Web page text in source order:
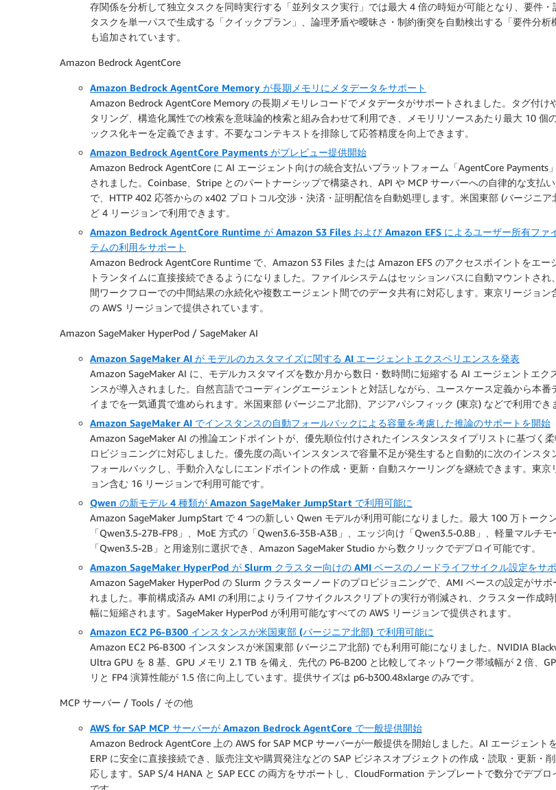
存関係を分析して独立タスクを同時実行する「並列タスク実行」では最大 4 倍の時短が可能となり、要件・
タスクを単一パスで生成する「クイックプラン」、論理矛盾や曖昧さ・制約衝突を自動検出する「要件分析
も追加されています。
Amazon Bedrock AgentCore
Amazon Bedrock AgentCore Memory が長期メモリにメタデータをサポート
Amazon Bedrock AgentCore Memory の長期メモリレコードでメタデータがサポートされました。タグ付け
タリング、構造化属性での検索を意味論的検索と組み合わせて利用でき、メモリリソースあたり最大 10 個
ックス化キーを定義できます。不要なコンテキストを排除して応答精度を向上できます。
Amazon Bedrock AgentCore Payments がプレビュー提供開始
Amazon Bedrock AgentCore に AI エージェント向けの統合支払いプラットフォーム「AgentCore Payments
されました。Coinbase、Stripe とのパートナーシップで構築され、API や MCP サーバーへの自律的な支払
で、HTTP 402 応答からの x402 プロトコル交渉・決済・証明配信を自動処理します。米国東部 (バージニア
ど 4 リージョンで利用できます。
Amazon Bedrock AgentCore Runtime が Amazon S3 Files および Amazon EFS によるユーザー所有ファ
テムの利用をサポート
Amazon Bedrock AgentCore Runtime で、Amazon S3 Files または Amazon EFS のアクセスポイントをエー
トランタイムに直接接続できるようになりました。ファイルシステムはセッションパスに自動マウントされ
間ワークフローでの中間結果の永続化や複数エージェント間でのデータ共有に対応します。東京リージョン
の AWS リージョンで提供されています。
Amazon SageMaker HyperPod / SageMaker AI
Amazon SageMaker AI が モデルのカスタマイズに関する AI エージェントエクスペリエンスを発表
Amazon SageMaker AI に、モデルカスタマイズを数か月から数日・数時間に短縮する AI エージェントエク
ンスが導入されました。自然言語でコーディングエージェントと対話しながら、ユースケース定義から本番
イまでを一気通貫で進められます。米国東部 (バージニア北部)、アジアパシフィック (東京) などで利用でき
Amazon SageMaker AI でインスタンスの自動フォールバックによる容量を考慮した推論のサポートを開始
Amazon SageMaker AI の推論エンドポイントが、優先順位付けされたインスタンスタイプリストに基づく
ロビジョニングに対応しました。優先度の高いインスタンスで容量不足が発生すると自動的に次のインスタ
フォールバックし、手動介入なしにエンドポイントの作成・更新・自動スケーリングを継続できます。東京
ョン含む 16 リージョンで利用可能です。
Qwen の新モデル 4 種類が Amazon SageMaker JumpStart で利用可能に
Amazon SageMaker JumpStart で 4 つの新しい Qwen モデルが利用可能になりました。最大 100 万トーク
「Qwen3.5-27B-FP8」、MoE 方式の「Qwen3.6-35B-A3B」、エッジ向け「Qwen3.5-0.8B」、軽量マルチモ
「Qwen3.5-2B」と用途別に選択でき、Amazon SageMaker Studio から数クリックでデプロイ可能です。
Amazon SageMaker HyperPod が Slurm クラスター向けの AMI ベースのノードライフサイクル設定をサ
Amazon SageMaker HyperPod の Slurm クラスターノードのプロビジョニングで、AMI ベースの設定がサポ
れました。事前構成済み AMI の利用によりライフサイクルスクリプトの実行が削減され、クラスター作成
幅に短縮されます。SageMaker HyperPod が利用可能なすべての AWS リージョンで提供されます。
Amazon EC2 P6-B300 インスタンスが米国東部 (バージニア北部) で利用可能に
Amazon EC2 P6-B300 インスタンスが米国東部 (バージニア北部) でも利用可能になりました。NVIDIA
Ultra GPU を 8 基、GPU メモリ 2.1 TB を備え、先代の P6-B200 と比較してネットワーク帯域幅が 2 倍、
リと FP4 演算性能が 1.5 倍に向上しています。提供サイズは p6-b300.48xlarge のみです。
MCP サーバー / Tools / その他
AWS for SAP MCP サーバーが Amazon Bedrock AgentCore で一般提供開始
Amazon Bedrock AgentCore 上の AWS for SAP MCP サーバーが一般提供を開始しました。AI エージェント
ERP に安全に直接接続でき、販売注文や購買発注などの SAP ビジネスオブジェクトの作成・読取・更新・
応します。SAP S/4 HANA と SAP ECC の両方をサポートし、CloudFormation テンプレートで数分でデプロ